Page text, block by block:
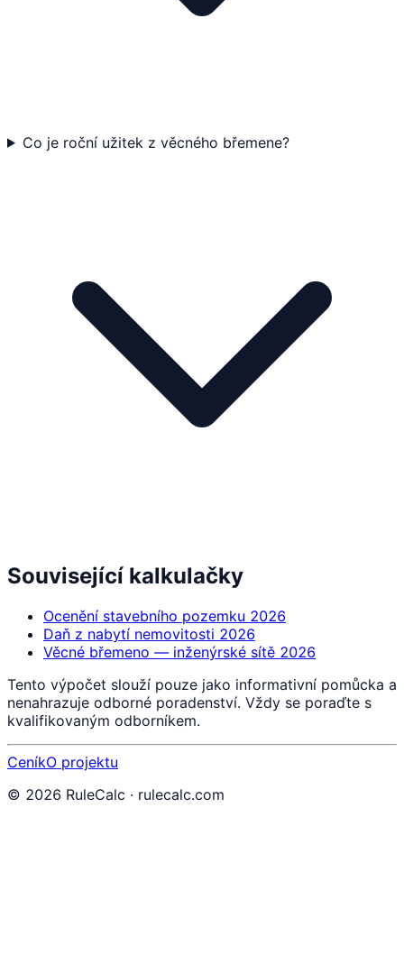
Co je roční užitek z věcného břemene?
Související kalkulačky
Ocenění stavebního pozemku 2026
Daň z nabytí nemovitosti 2026
Věcné břemeno — inženýrské sítě 2026
Tento výpočet slouží pouze jako informativní pomůcka a
nenahrazuje odborné poradenství. Vždy se poraďte s
kvalifikovaným odborníkem.
CeníkO projektu
© 2026 RuleCalc · rulecalc.com